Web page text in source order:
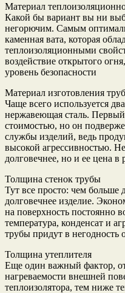
Материал
Какой бы вариант вы ни
негорючим. Самым
каменная вата, которая
теплоизоляционными
воздействие открытого
уровень безопасности
Материал изготовления труб
Чаще всего используется
нержавеющая сталь. Первый
стоимостью, но он
службы изделий, ведь
высокой агрессивностью.
долговечнее, но и ее цена
Толщина стенок трубы
Тут все просто: чем больше
долговечнее изделие.
на поверхность постоянно
температура, конденсат и
трубы придут в негодность
Толщина утеплителя
Еще один важный фактор, от
нагреваемости внешней
теплоизолятора, тем ниже